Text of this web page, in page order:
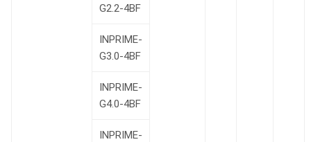
G2.2-4BF
INPRIME-
G3.0-4BF
INPRIME-
G4.0-4BF
INPRIME-